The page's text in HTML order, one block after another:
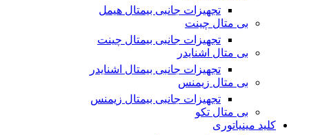
تجهیزات جانبی بیمتال هیمل
بی متال چینت
تجهیزات جانبی بیمتال چینت
بی متال اشنایدر
تجهیزات جانبی بیمتال اشنایدر
بی متال زیمنس
تجهیزات جانبی بیمتال زیمنس
بی متال تکو
کلید مینیاتوری